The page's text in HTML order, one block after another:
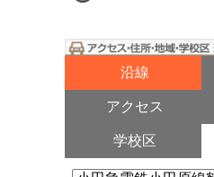
沿線
アクセス
学校区